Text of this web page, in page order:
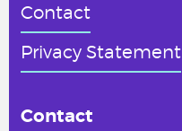
Contact
Privacy Statement
Contact